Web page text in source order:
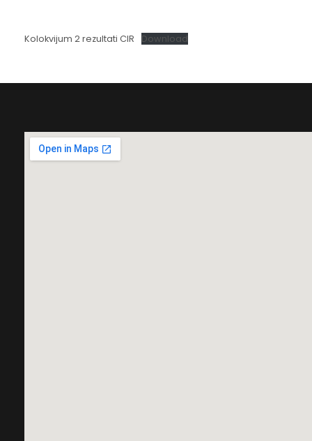
Kolokvijum 2 rezultati CIR Download